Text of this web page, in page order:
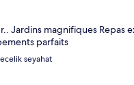
Jardins magnifiques Repas
parfaits
seyahat